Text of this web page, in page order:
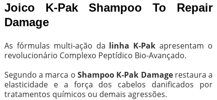
Joico K-Pak Shampoo To Repair
Damage
As fórmulas multi-ação da linha K-Pak apresentam o
revolucionário Complexo Peptídico Bio-Avançado.
Segundo a marca o Shampoo K-Pak Damagerestaura a
elasticidade e a força dos cabelos danificados por
tratamentos químicos ou demais agressões.